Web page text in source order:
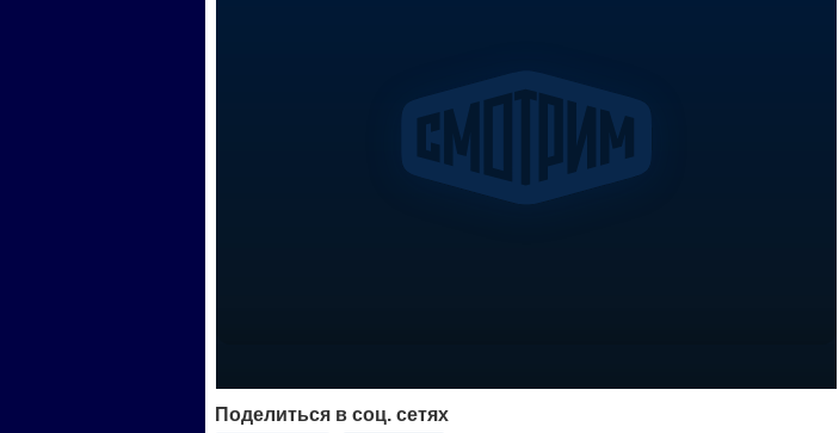
Поделиться в соц. сетях